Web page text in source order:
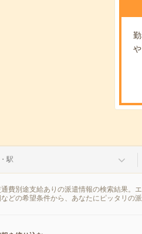
駅
費別途支給ありの派遣情報の検索結果。
どの希望条件から、あなたにピッタリの派